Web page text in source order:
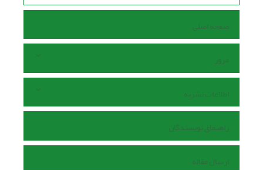
صفحه اصلی
مرور
اطلاعات نشریه
راهنمای نویسندگان
ارسال مقاله